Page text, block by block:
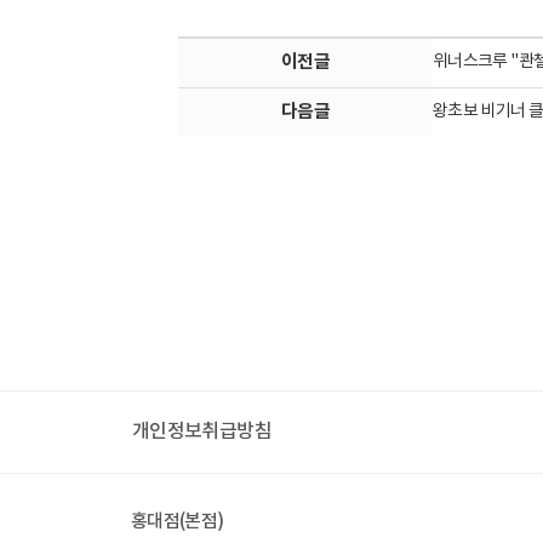
이전글 위너스크루 "콴
다음글 왕초보 비기너
개인정보취급방침
홍대점(본점)